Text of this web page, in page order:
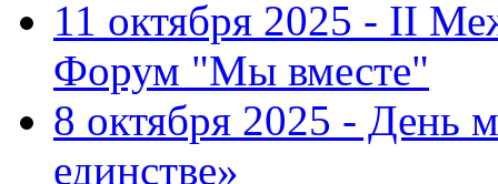
11 октября 2025 - II
Форум "Мы вместе"
8 октября 2025 - День
единстве»